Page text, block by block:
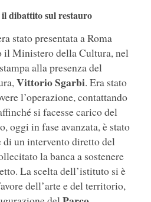
dibattito sul restauro
stato presentata a Roma
il Ministero della Cultura, nel
alla presenza del
Vittorio Sgarbi. Era stato
l’operazione, contattando
si facesse carico del
oggi in fase avanzata, è stato
un intervento diretto del
la banca a sostenere
La scelta dell’istituto si è
dell’arte e del territorio,